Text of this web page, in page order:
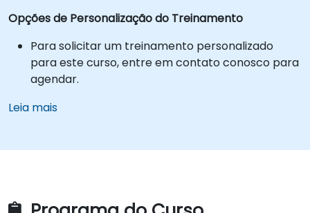
Opções de Personalização do Treinamento
Para solicitar um treinamento personalizado
para este curso, entre em contato conosco para
agendar.
Leia mais